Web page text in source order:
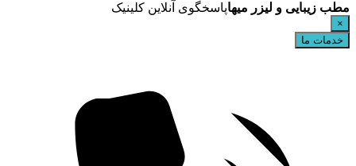
مطب زیبایی و لیزر میهاپاسخگوی آنلاین کلینیک
×
خدمات ما